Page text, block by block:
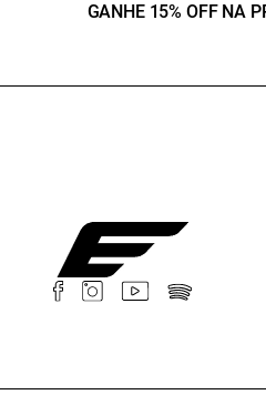
GANHE 15% OFF NA